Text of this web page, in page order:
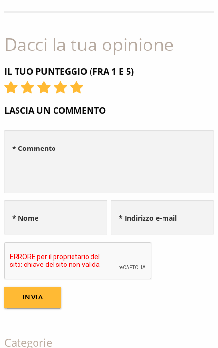
Dacci la tua opinione
IL TUO PUNTEGGIO (FRA 1 E 5)
LASCIA UN COMMENTO
* Commento
* Nome * Indirizzo e-mail
Categorie